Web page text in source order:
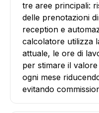
tre aree principali:
delle prenotazioni
reception e
calcolatore utilizza
attuale, le ore di
per stimare il
ogni mese
evitando